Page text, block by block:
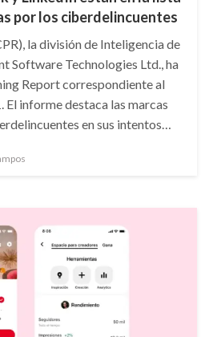
por los ciberdelincuentes
la división de Inteligencia de
Software Technologies Ltd., ha
Report correspondiente al
informe destaca las marcas
en sus intentos…